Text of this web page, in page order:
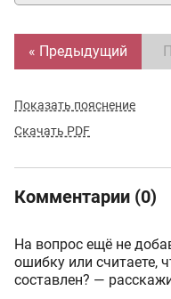
« Предыдущий
Показать пояснение
Скачать PDF
Комментарии (0)
На вопрос ещё не
ошибку или считаете,
составлен? —